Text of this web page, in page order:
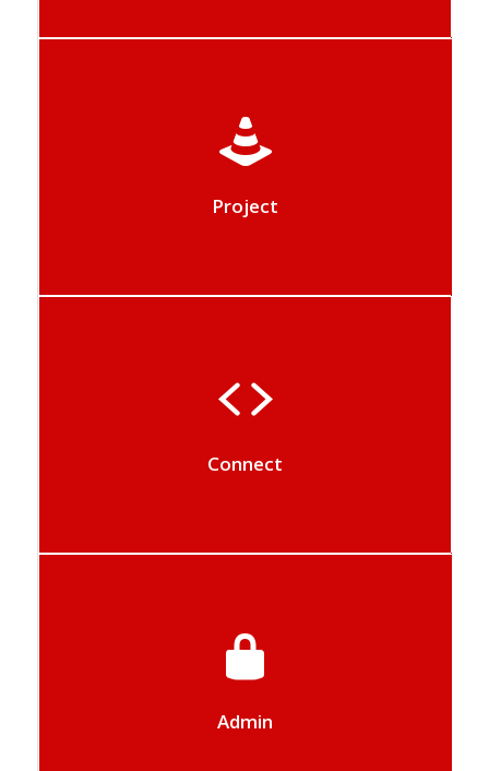
Project
Beheer alle fasen van uw projecten en
Connect
Met Hit-Office kan aan al uw eisen
Admin
Met de module Admin kunt u de